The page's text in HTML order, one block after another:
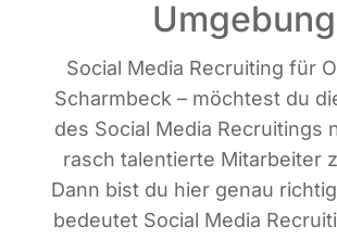
Umgebung
Social Media Recrui­ting für
Scharm­beck – möch­test du
des Social Media Recrui­tin­gs
rasch talen­tier­te Mit­ar­bei­ter
Dann bist du hier genau
bedeu­tet Social Media